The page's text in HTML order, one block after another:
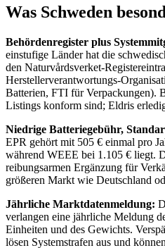
Was Schweden
Behördenregister plus
einstufige Länder hat die
den Naturvårdsverket-
Herstellerverantwortungs-
Batterien, FTI für Verpackungen).
Listings konform sind; Eldris
Niedrige Batteriegebühr,
EPR gehört mit 505 € einmal pro
während WEEE bei 1.105 € liegt.
reibungsarmen Ergänzung für
größeren Markt wie Deutschland
Jährliche Marktdatenmeldung:
verlangen eine jährliche Meldung
Einheiten und des Gewichts.
lösen Systemstrafen aus und